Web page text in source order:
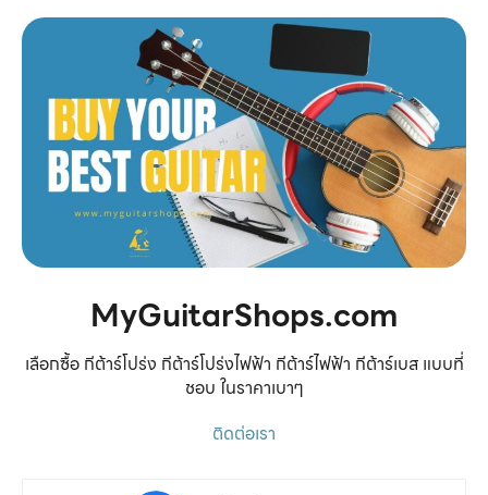
MyGuitarShops.com
เลือกซื้อ กีต้าร์โปร่ง กีต้าร์โปร่งไฟฟ้า กีต้าร์ไฟฟ้า กีต้าร์เบส แบบที่
ชอบ ในราคาเบาๆ
ติดต่อเรา